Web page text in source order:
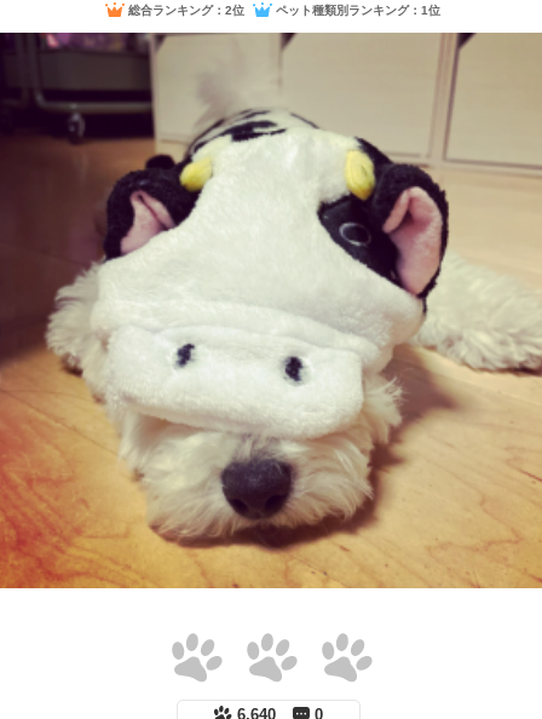
総合ランキング：2位 ペット種類別ランキング：1位
6,640 0